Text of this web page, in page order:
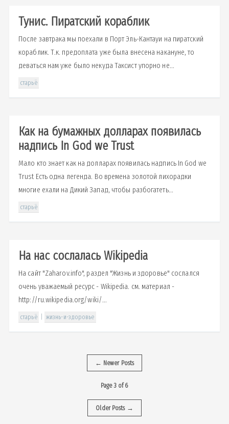
Тунис. Пиратский кораблик
После завтрака мы поехали в Порт Эль-Кантауи на пиратский
кораблик. Т.к. предоплата уже была внесена накануне, то
деваться нам уже было некуда Таксист упорно не...
старьё
Как на бумажных долларах появилась
надпись In God we Trust
Мало кто знает как на долларах появилась надпись In God we
Trust Есть одна легенда. Во времена золотой лихорадки
многие ехали на Дикий Запад, чтобы разбогатеть...
старьё
На нас сослалась Wikipedia
На сайт "Zaharov.info", раздел "Жизнь и здоровье" сослался
очень уважаемый ресурс - Wikipedia. см. материал -
http://ru.wikipedia.org/wiki/...
старьё жизнь-и-здоровье
← Newer Posts
Page 3 of 6
Older Posts →